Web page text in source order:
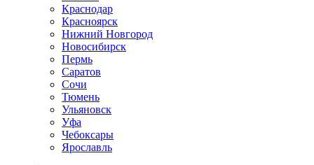
Краснодар
Красноярск
Нижний Новгород
Новосибирск
Пермь
Саратов
Сочи
Тюмень
Ульяновск
Уфа
Чебоксары
Ярославль